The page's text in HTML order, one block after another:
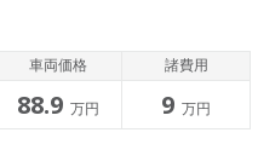
車両価格
88.9 万円
諸費用
9 万円